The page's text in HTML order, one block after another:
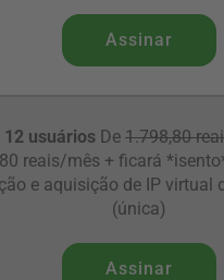
Assinar
12 usuários De 1.798,80
reais/mês + ficará
e aquisição de IP virtual
(única)
Assinar